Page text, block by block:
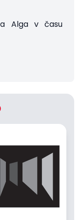
Alga v času